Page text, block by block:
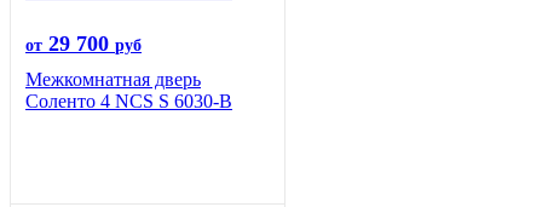
от 29 700 руб
Межкомнатная дверь
Соленто 4 NCS S 6030-B